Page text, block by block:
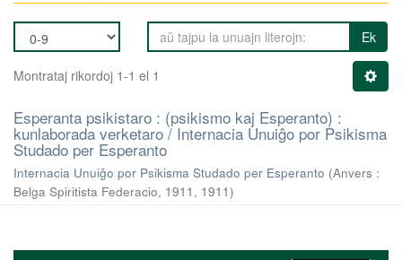
Ek
Montrataj rikordoj 1-1 el 1
Esperanta psikistaro : (psikismo kaj Esperanto) :
kunlaborada verketaro / Internacia Unuiĝo por Psikisma
Studado per Esperanto
Internacia Unuiĝo por Psikisma Studado per Esperanto (Anvers :
Belga Spiritista Federacio, 1911 , 1911)